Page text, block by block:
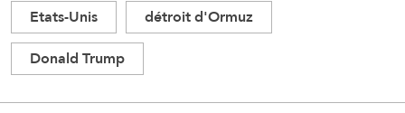
Etats-Unis
détroit d'Ormuz
Donald Trump